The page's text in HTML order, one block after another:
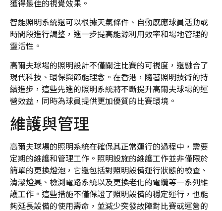
獲得最佳的視覺效果。
智能照明系統還可以根據天氣條件、自動感應球員活動或
時間段進行調整，進一步提高能源利用效率和場地管理的
靈活性。
高爾夫球場的照明設計不僅關注比賽的可視度，還融合了
現代科技、環保與節能理念。在香港，隨著照明技術的持
續進步，這些先進的照明系統將不斷提升高爾夫球場的運
營效益，同時為球員提供更加優質的比賽環境。
維護與管理
高爾夫球場的照明系統在確保其正常運行的過程中，需要
定期的維護和管理工作。照明設施的維護工作並非僅限於
簡單的更換燈泡，它還包括對照明設備運行狀態的檢查、
清潔燈具、檢測電路系統以及更換老化的電纜等一系列維
護工作。這些措施不僅保證了照明設備的穩定運行，也能
夠延長設備的使用壽命，並減少突發故障對比賽或運營的